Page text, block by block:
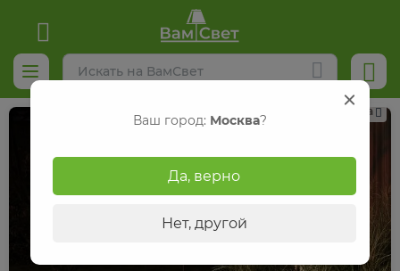
Реклама
Ваш город: Москва?
Да, верно
Нет, другой